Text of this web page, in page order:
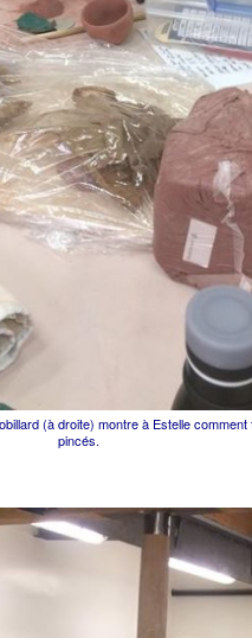
(à droite) montre à Estelle
pincés.